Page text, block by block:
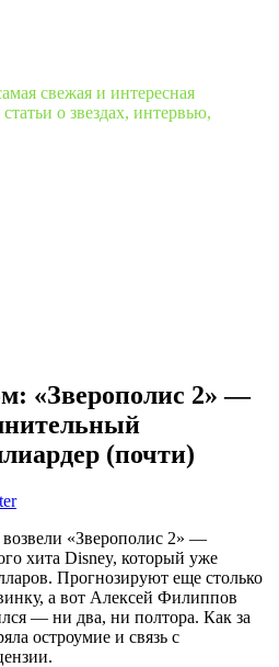
свежая и интересная
о звездах, интервью,
«Зверополис 2» —
(почти)
«Зверополис 2» —
хита Disney, который уже
Прогнозируют еще столько
а вот Алексей Филиппов
— ни два, ни полтора. Как за
остроумие и связь с